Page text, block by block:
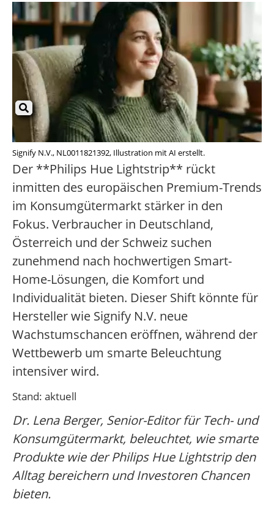
Signify N.V., NL0011821392, Illustration mit AI erstellt.
Der **Philips Hue Lightstrip** rückt
inmitten des europäischen Premium-Trends
im Konsumgütermarkt stärker in den
Fokus. Verbraucher in Deutschland,
Österreich und der Schweiz suchen
zunehmend nach hochwertigen Smart-
Home-Lösungen, die Komfort und
Individualität bieten. Dieser Shift könnte für
Hersteller wie Signify N.V. neue
Wachstumschancen eröffnen, während der
Wettbewerb um smarte Beleuchtung
intensiver wird.
Stand: aktuell
Dr. Lena Berger, Senior-Editor für Tech- und
Konsumgütermarkt, beleuchtet, wie smarte
Produkte wie der Philips Hue Lightstrip den
Alltag bereichern und Investoren Chancen
bieten.